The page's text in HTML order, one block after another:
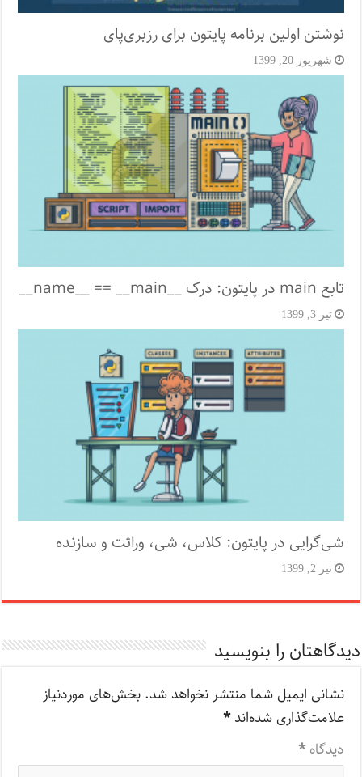
نوشتن اولین برنامه پایتون برای رزبری‌پای
شهریور 20, 1399
تابع main در پایتون: درک __name__ == __main__
تیر 3, 1399
شی‌گرایی در پایتون: کلاس، شی، وراثت و سازنده
تیر 2, 1399
دیدگاهتان را بنویسید
نشانی ایمیل شما منتشر نخواهد شد. بخش‌های موردنیاز
علامت‌گذاری شده‌اند*
دیدگاه*